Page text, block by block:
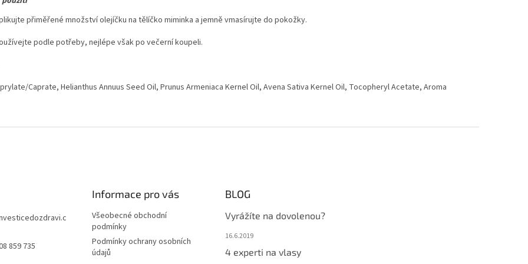
přiměřené množství olejíčku na tělíčko miminka a jemně vmasírujte do pokožky.
podle potřeby, nejlépe však po večerní koupeli.
Caprate, Helianthus Annuus Seed Oil, Prunus Armeniaca Kernel Oil, Avena Sativa Kernel Oil, Tocopheryl Acetate, Aroma
859 735
Informace pro vás
Všeobecné obchodní
podmínky
Podmínky ochrany osobních
údajů
BLOG
Vyrážíte na dovolenou?
16.6.2019
4 experti na vlasy